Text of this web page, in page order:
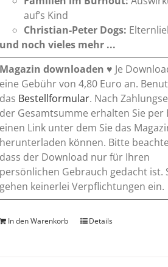
auf’s Kind
Christian-Peter Dogs:
und noch vieles mehr ...
Magazin downloaden ♥ Je
eine Gebühr von 4,80 Euro an.
das Bestellformular. Nach
der Gesamtsumme erhalten Sie per
einen Link unter dem Sie das
herunterladen können. Bitte
dass der Download nur für Ihren
persönlichen Gebrauch gedacht ist.
gehen keinerlei Verpflichtungen ein.
In den Warenkorb Details